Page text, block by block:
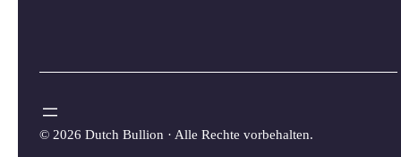
© 2026 Dutch Bullion · Alle Rechte vorbehalten.